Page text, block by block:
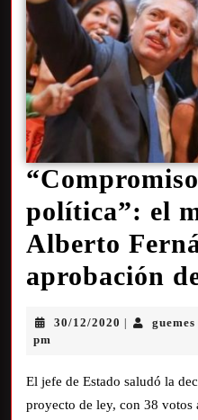
política”: el
Alberto
aprobación
30/12/2020 guemes
pm
El jefe de Estado saludó la
proyecto de ley, con 38 votos